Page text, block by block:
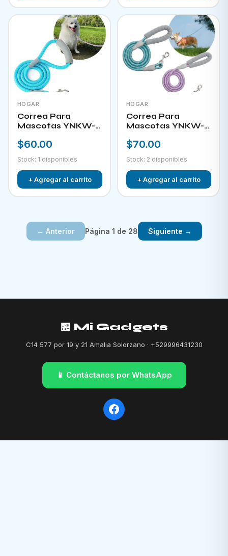
HOGAR
Correa Para
Mascotas YNKW-
$60.00
Stock: 1 disponibles
+ Agregar al carrito
HOGAR
Correa Para
Mascotas YNKW-
$70.00
Stock: 2 disponibles
+ Agregar al carrito
← Anterior Página 1 de 28 Siguiente →
🏪 Mi Gadgets
C14 577 por 19 y 21 Amalia Solorzano · +529996431230
📱 Contáctanos por WhatsApp